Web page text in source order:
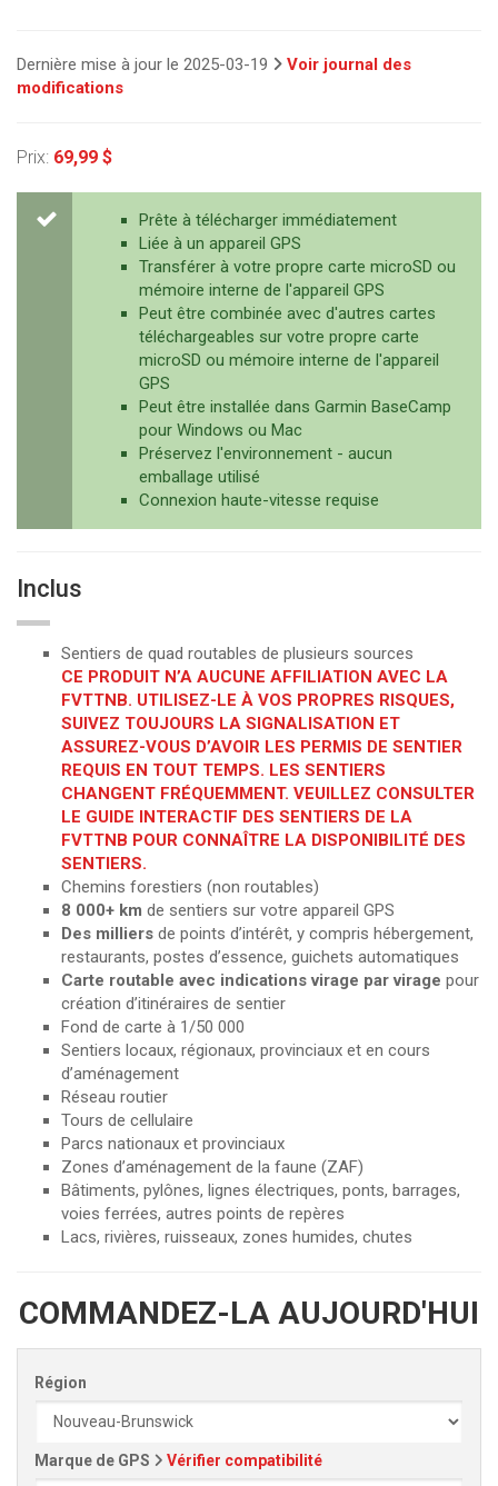
Dernière mise à jour le 2025-03-19
Voir journal des
modifications
Prix: 69,99 $
Prête à télécharger immédiatement
Liée à un appareil GPS
Transférer à votre propre carte microSD ou
mémoire interne de l'appareil GPS
Peut être combinée avec d'autres cartes
téléchargeables sur votre propre carte
microSD ou mémoire interne de l'appareil
GPS
Peut être installée dans Garmin BaseCamp
pour Windows ou Mac
Préservez l'environnement - aucun
emballage utilisé
Connexion haute-vitesse requise
Inclus
Sentiers de quad routables de plusieurs sources
CE PRODUIT N’A AUCUNE AFFILIATION AVEC LA
FVTTNB. UTILISEZ-LE À VOS PROPRES RISQUES,
SUIVEZ TOUJOURS LA SIGNALISATION ET
ASSUREZ-VOUS D’AVOIR LES PERMIS DE SENTIER
REQUIS EN TOUT TEMPS. LES SENTIERS
CHANGENT FRÉQUEMMENT. VEUILLEZ CONSULTER
LE GUIDE INTERACTIF DES SENTIERS DE LA
FVTTNB POUR CONNAÎTRE LA DISPONIBILITÉ DES
SENTIERS.
Chemins forestiers (non routables)
8 000+ km de sentiers sur votre appareil GPS
Des milliers de points d’intérêt, y compris hébergement,
restaurants, postes d’essence, guichets automatiques
Carte routable avec indications virage par virage pour
création d’itinéraires de sentier
Fond de carte à 1/50 000
Sentiers locaux, régionaux, provinciaux et en cours
d’aménagement
Réseau routier
Tours de cellulaire
Parcs nationaux et provinciaux
Zones d’aménagement de la faune (ZAF)
Bâtiments, pylônes, lignes électriques, ponts, barrages,
voies ferrées, autres points de repères
Lacs, rivières, ruisseaux, zones humides, chutes
COMMANDEZ-LA AUJOURD'HUI
Région
Marque de GPS Vérifier compatibilité